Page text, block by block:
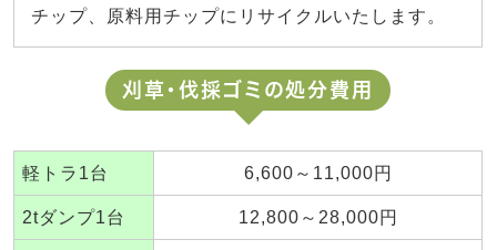
チップ、原料用チップにリサイクルいたします。
刈草・伐採ゴミの処分費用
軽トラ1台 6,600～11,000円
2tダンプ1台 12,800～28,000円